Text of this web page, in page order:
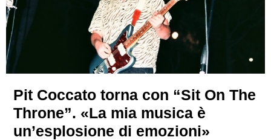
Pit Coccato torna con “Sit On The
Throne”. «La mia musica è
un’esplosione di emozioni»